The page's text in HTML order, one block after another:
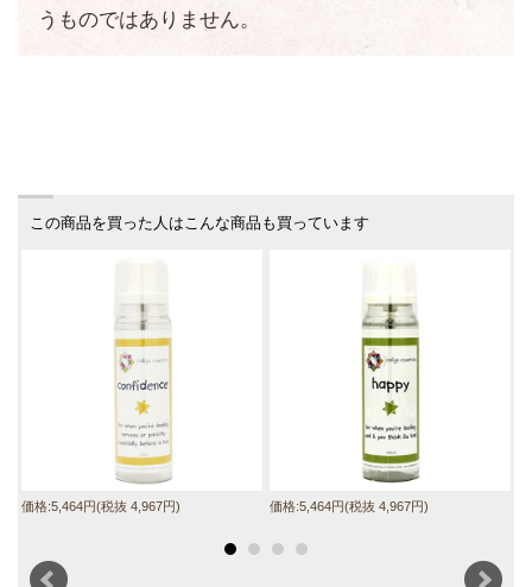
うものではありません。
この商品を買った人はこんな商品も買っています
価格:5,464円(税抜 4,967円) 価格:5,464円(税抜 4,967円)